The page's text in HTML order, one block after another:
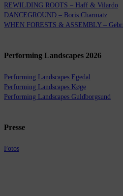
REWILDING ROOTS – Haff & Vilardo
DANCEGROUND – Boris Charmatz
WHEN FORESTS & ASSEMBLY –
Performing Landscapes 2026
Performing Landscapes Egedal
Performing Landscapes Køge
Performing Landscapes Guldborgsund
Presse
Fotos